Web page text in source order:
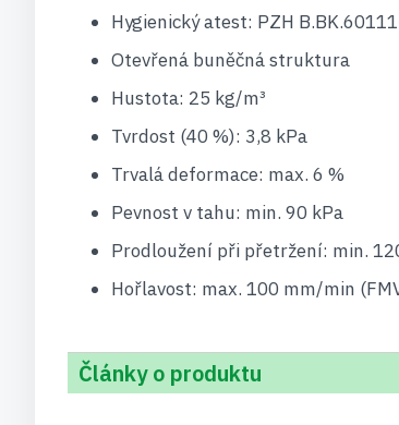
Hygienický atest: PZH
Otevřená buněčná struktura
Hustota: 25 kg/m³
Tvrdost (40 %): 3,8 kPa
Trvalá deformace: max. 6 %
Pevnost v tahu: min. 90 kPa
Prodloužení při přetržení: min.
Hořlavost: max. 100 mm/min
Články o produktu